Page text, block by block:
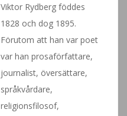
Viktor Rydberg föddes
1828 och dog 1895.
Förutom att han var poet
var han prosaförfattare,
journalist, översättare,
språkvårdare,
religionsfilosof,